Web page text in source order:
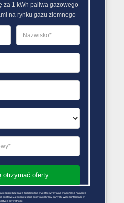
OFERT GAZU
za 1 kWh paliwa gazowego
na rynku gazu ziemnego
otrzymać oferty
akceptuję Każdą ze zgód można wycofać wysyłając wiadomość na adres
dostawcy, zgodnie z jego polityką ochrony danych. Więcej informacji w
polityce prywatności